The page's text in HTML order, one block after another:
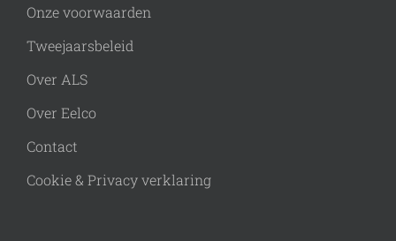
Onze voorwaarden
Tweejaarsbeleid
Over ALS
Over Eelco
Contact
Cookie & Privacy verklaring